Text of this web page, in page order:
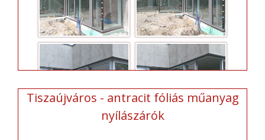
Tiszaújváros - antracit fóliás műanyag
nyílászárók